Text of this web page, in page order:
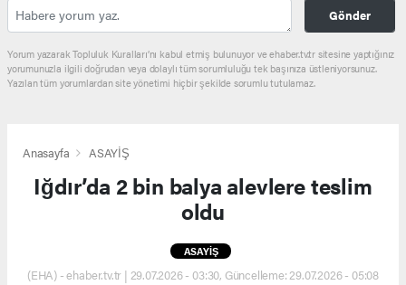
Gönder
Yorum yazarak Topluluk Kuralları’nı kabul etmiş bulunuyor ve ehaber.tv.tr sitesine yaptığınız
yorumunuzla ilgili doğrudan veya dolaylı tüm sorumluluğu tek başınıza üstleniyorsunuz.
Yazılan tüm yorumlardan site yönetimi hiçbir şekilde sorumlu tutulamaz.
Anasayfa ASAYİŞ
Iğdır’da 2 bin balya alevlere teslim
oldu
ASAYİŞ
(EHA) - ehaber.tv.tr | 29.07.2026 - 03:30, Güncelleme: 29.07.2026 - 05:08